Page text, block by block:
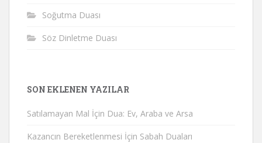
Soğutma Duası
Söz Dinletme Duası
SON EKLENEN YAZILAR
Satılamayan Mal İçin Dua: Ev, Araba ve Arsa
Kazancın Bereketlenmesi İçin Sabah Duaları